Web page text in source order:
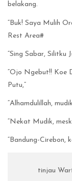
belakang.
“Buk! Saya Mulih
Rest Area#
“Sing Sabar, Silitku
“Ojo Ngebut!! Koe
Putu,”
“Alhamdulillah,
“Nekat Mudik,
“Bandung-Cirebon,
tinjau